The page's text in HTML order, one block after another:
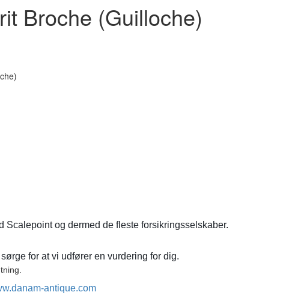
Broche (Guilloche)
og dermed de fleste forsikringsselskaber.
for at vi udfører en vurdering for dig.
antique.com